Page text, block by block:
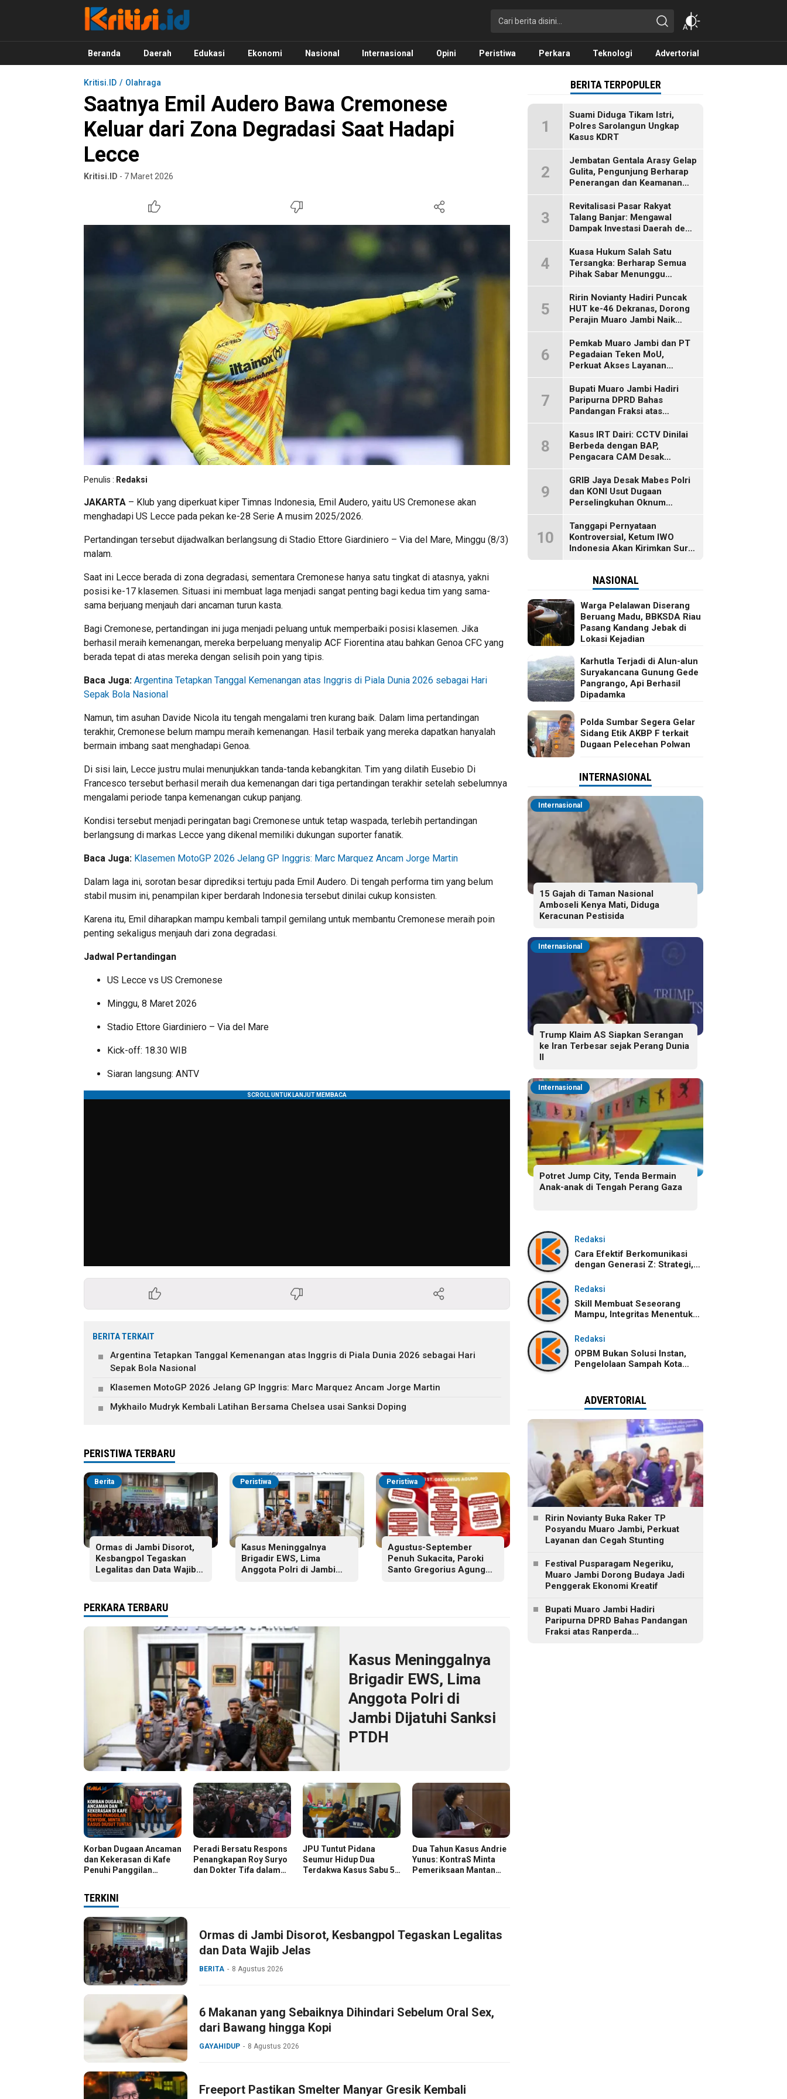
Kritisi.ID
Kritik untuk Negeri!
Beranda Daerah Edukasi Ekonomi Nasional Internasional Opini Peristiwa Perkara Teknologi Advertorial
Kritisi.ID Olahraga
Saatnya Emil Audero Bawa Cremonese
Keluar dari Zona Degradasi Saat Hadapi
Lecce
Kritisi.ID - 7 Maret 2026
Penulis : Redaksi
JAKARTA – Klub yang diperkuat kiper Timnas Indonesia, Emil Audero, yaitu US Cremonese akan
menghadapi US Lecce pada pekan ke-28 Serie A musim 2025/2026.
Pertandingan tersebut dijadwalkan berlangsung di Stadio Ettore Giardiniero – Via del Mare, Minggu (8/3)
malam.
Saat ini Lecce berada di zona degradasi, sementara Cremonese hanya satu tingkat di atasnya, yakni
posisi ke-17 klasemen. Situasi ini membuat laga menjadi sangat penting bagi kedua tim yang sama-
sama berjuang menjauh dari ancaman turun kasta.
Bagi Cremonese, pertandingan ini juga menjadi peluang untuk memperbaiki posisi klasemen. Jika
berhasil meraih kemenangan, mereka berpeluang menyalip ACF Fiorentina atau bahkan Genoa CFC yang
berada tepat di atas mereka dengan selisih poin yang tipis.
Baca Juga: Argentina Tetapkan Tanggal Kemenangan atas Inggris di Piala Dunia 2026 sebagai Hari
Sepak Bola Nasional
Namun, tim asuhan Davide Nicola itu tengah mengalami tren kurang baik. Dalam lima pertandingan
terakhir, Cremonese belum mampu meraih kemenangan. Hasil terbaik yang mereka dapatkan hanyalah
bermain imbang saat menghadapi Genoa.
Di sisi lain, Lecce justru mulai menunjukkan tanda-tanda kebangkitan. Tim yang dilatih Eusebio Di
Francesco tersebut berhasil meraih dua kemenangan dari tiga pertandingan terakhir setelah sebelumnya
mengalami periode tanpa kemenangan cukup panjang.
Kondisi tersebut menjadi peringatan bagi Cremonese untuk tetap waspada, terlebih pertandingan
berlangsung di markas Lecce yang dikenal memiliki dukungan suporter fanatik.
Baca Juga: Klasemen MotoGP 2026 Jelang GP Inggris: Marc Marquez Ancam Jorge Martin
Dalam laga ini, sorotan besar diprediksi tertuju pada Emil Audero. Di tengah performa tim yang belum
stabil musim ini, penampilan kiper berdarah Indonesia tersebut dinilai cukup konsisten.
Karena itu, Emil diharapkan mampu kembali tampil gemilang untuk membantu Cremonese meraih poin
penting sekaligus menjauh dari zona degradasi.
Jadwal Pertandingan
US Lecce vs US Cremonese
Minggu, 8 Maret 2026
Stadio Ettore Giardiniero – Via del Mare
Kick-off: 18.30 WIB
Siaran langsung: ANTV
BERITA TERKAIT
Argentina Tetapkan Tanggal Kemenangan atas Inggris di Piala Dunia 2026 sebagai Hari
Sepak Bola Nasional
Klasemen MotoGP 2026 Jelang GP Inggris: Marc Marquez Ancam Jorge Martin
Mykhailo Mudryk Kembali Latihan Bersama Chelsea usai Sanksi Doping
PERISTIWA TERBARU
Berita
Ormas di Jambi Disorot,
Kesbangpol Tegaskan
Legalitas dan Data Wajib
Peristiwa
Kasus Meninggalnya
Brigadir EWS, Lima
Anggota Polri di Jambi
Peristiwa
Agustus-September
Penuh Sukacita, Paroki
Santo Gregorius Agung
PERKARA TERBARU
Kasus Meninggalnya
Brigadir EWS, Lima
Anggota Polri di
Jambi Dijatuhi Sanksi
PTDH
Korban Dugaan Ancaman
dan Kekerasan di Kafe
Penuhi Panggilan
Peradi Bersatu Respons
Penangkapan Roy Suryo
dan Dokter Tifa dalam
JPU Tuntut Pidana
Seumur Hidup Dua
Terdakwa Kasus Sabu 58
Dua Tahun Kasus Andrie
Yunus: KontraS Minta
Pemeriksaan Mantan
TERKINI
Ormas di Jambi Disorot, Kesbangpol Tegaskan Legalitas
dan Data Wajib Jelas
BERITA 8 Agustus 2026
6 Makanan yang Sebaiknya Dihindari Sebelum Oral Sex,
dari Bawang hingga Kopi
GAYAHIDUP 8 Agustus 2026
Freeport Pastikan Smelter Manyar Gresik Kembali
BERITA TERPOPULER
1
Suami Diduga Tikam Istri,
Polres Sarolangun Ungkap
Kasus KDRT
2
Jembatan Gentala Arasy Gelap
Gulita, Pengunjung Berharap
Penerangan dan Keamanan
3
Revitalisasi Pasar Rakyat
Talang Banjar: Mengawal
Dampak Investasi Daerah demi
4
Kuasa Hukum Salah Satu
Tersangka: Berharap Semua
Pihak Sabar Menunggu
5
Ririn Novianty Hadiri Puncak
HUT ke-46 Dekranas, Dorong
Perajin Muaro Jambi Naik
6
Pemkab Muaro Jambi dan PT
Pegadaian Teken MoU,
Perkuat Akses Layanan
7
Bupati Muaro Jambi Hadiri
Paripurna DPRD Bahas
Pandangan Fraksi atas
Pertanggungjawaban APBD
2025
8
Kasus IRT Dairi: CCTV Dinilai
Berbeda dengan BAP,
Pengacara CAM Desak
9
GRIB Jaya Desak Mabes Polri
dan KONI Usut Dugaan
Perselingkuhan Oknum
10
Tanggapi Pernyataan
Kontroversial, Ketum IWO
Indonesia Akan Kirimkan Surat
NASIONAL
Warga Pelalawan Diserang
Beruang Madu, BBKSDA Riau
Pasang Kandang Jebak di
Lokasi Kejadian
Karhutla Terjadi di Alun-alun
Suryakancana Gunung Gede
Pangrango, Api Berhasil
Dipadamka
Polda Sumbar Segera Gelar
Sidang Etik AKBP F terkait
Dugaan Pelecehan Polwan
INTERNASIONAL
Internasional
15 Gajah di Taman Nasional
Amboseli Kenya Mati, Diduga
Keracunan Pestisida
Internasional
Trump Klaim AS Siapkan Serangan
ke Iran Terbesar sejak Perang Dunia
II
Internasional
Potret Jump City, Tenda Bermain
Anak-anak di Tengah Perang Gaza
Redaksi
Cara Efektif Berkomunikasi
dengan Generasi Z: Strategi,
Tantangannya
Redaksi
Skill Membuat Seseorang
Mampu, Integritas Menentukan
Dibawa
Redaksi
OPBM Bukan Solusi Instan,
Pengelolaan Sampah Kota
ADVERTORIAL
Ririn Novianty Buka Raker TP
Posyandu Muaro Jambi, Perkuat
Layanan dan Cegah Stunting
Festival Pusparagam Negeriku,
Muaro Jambi Dorong Budaya Jadi
Penggerak Ekonomi Kreatif
Bupati Muaro Jambi Hadiri
Paripurna DPRD Bahas Pandangan
Fraksi atas Ranperda